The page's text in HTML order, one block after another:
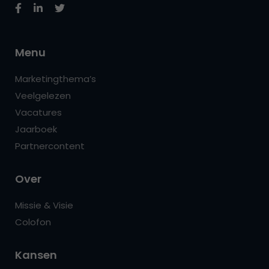
Menu
Marketingthema’s
Veelgelezen
Vacatures
Jaarboek
Partnercontent
Over
Missie & Visie
Colofon
Kansen